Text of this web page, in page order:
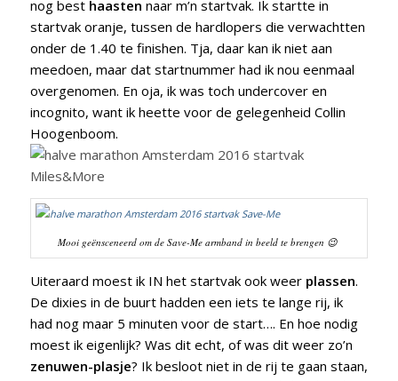
nog best haasten naar m’n startvak. Ik startte in
startvak oranje, tussen de hardlopers die verwachtten
onder de 1.40 te finishen. Tja, daar kan ik niet aan
meedoen, maar dat startnummer had ik nou eenmaal
overgenomen. En oja, ik was toch undercover en
incognito, want ik heette voor de gelegenheid Collin
Hoogenboom.
Mooi geënsceneerd om de Save-Me armband in beeld te brengen 😉
Uiteraard moest ik IN het startvak ook weer plassen.
De dixies in de buurt hadden een iets te lange rij, ik
had nog maar 5 minuten voor de start…. En hoe nodig
moest ik eigenlijk? Was dit echt, of was dit weer zo’n
zenuwen-plasje? Ik besloot niet in de rij te gaan staan,